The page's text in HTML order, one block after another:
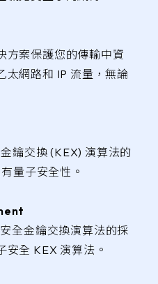
方案保護您的傳輸中資
太網路和 IP 流量，無論
鑰交換 (KEX) 演算法的
量子安全性。
全金鑰交換演算法的採
安全 KEX 演算法。